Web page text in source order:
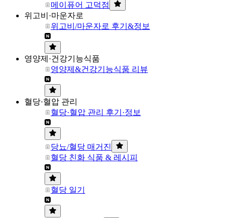
메이퓨어 고덕점
위고비·마운자로
위고비/마운자로 후기&정보
영양제·건강기능식품
영양제&건강기능식품 리뷰
혈당·혈압 관리
혈당·혈압 관리 후기·정보
당뇨/혈당 매거진
혈당 친화 식품 & 레시피
혈당 일기